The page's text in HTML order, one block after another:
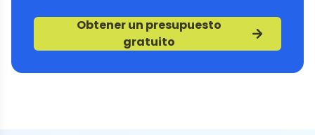
Obtener un presupuesto
gratuito